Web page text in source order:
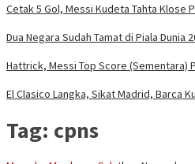
Cetak 5 Gol, Messi Kudeta Tahta Klose
Dua Negara Sudah Tamat di Piala Dunia
Hattrick, Messi Top Score (Sementara)
El Clasico Langka, Sikat Madrid, Barca
Tag: cpns